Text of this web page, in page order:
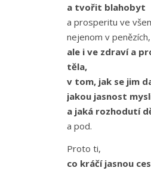
a tvořit blahobyt
a prosperitu ve
nejenom v penězích,
ale i ve zdraví a
těla,
v tom, jak se jim
jakou jasnost
a jaká rozhodutí
a pod.
Proto ti,
co kráčí jasnou